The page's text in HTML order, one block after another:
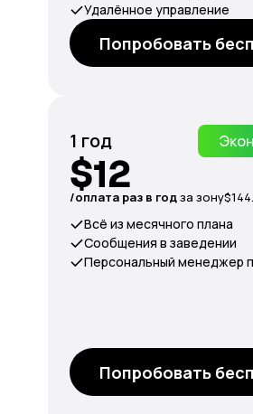
Удалённое управление
Попробовать
1 год
$12
/оплата раз в годза зону
Всё из месячного плана
Сообщения в заведении
Персональный менеджер
Попробовать